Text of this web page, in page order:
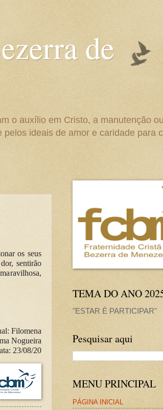
de
o auxílio em Cristo, a manutenção ou
ideais de amor e caridade para
os seus
sentirão
Filomena
Nogueira
23/08/20
TEMA DO ANO
"ESTAR É PARTICIPAR"
Pesquisar aqui
MENU PRINCIPAL
PÁGINA INICIAL